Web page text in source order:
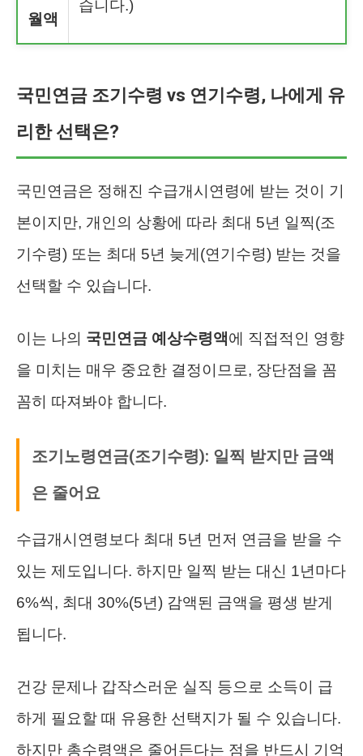
월액
습니다.)
국민연금 조기수령 vs 연기수령, 나에게 유
리한 선택은?
국민연금은 정해진 수급개시연령에 받는 것이 기
본이지만, 개인의 상황에 따라 최대 5년 일찍(조
기수령) 또는 최대 5년 늦게(연기수령) 받는 것을
선택할 수 있습니다.
이는 나의 국민연금 예상수령액에 직접적인 영향
을 미치는 매우 중요한 결정이므로, 장단점을 꼼
꼼히 따져봐야 합니다.
조기노령연금(조기수령): 일찍 받지만 금액
은 줄어요
수급개시연령보다 최대 5년 먼저 연금을 받을 수
있는 제도입니다. 하지만 일찍 받는 대신 1년마다
6%씩, 최대 30%(5년) 감액된 금액을 평생 받게
됩니다.
건강 문제나 갑작스러운 실직 등으로 소득이 급
하게 필요할 때 유용한 선택지가 될 수 있습니다.
하지만 총수령액은 줄어든다는 점을 반드시 기억